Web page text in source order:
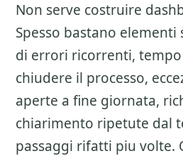
Non serve costruire
Spesso bastano
di errori ricorrenti,
chiudere il processo,
aperte a fine giornata,
chiarimento ripetute dal
passaggi rifatti piu volte.